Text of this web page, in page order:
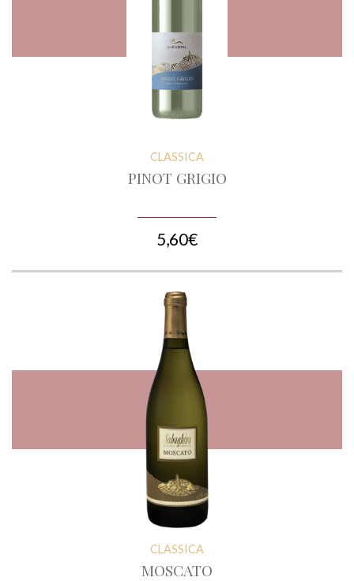
CLASSICA
PINOT GRIGIO
5,60€
CLASSICA
MOSCATO